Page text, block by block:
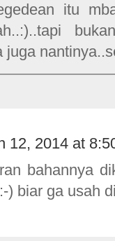
itu
juga
12, 2014 at
bahannya
) biar ga usah